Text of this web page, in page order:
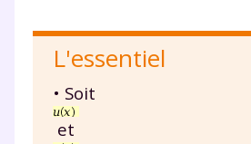
L'essentiel
• Soit
et